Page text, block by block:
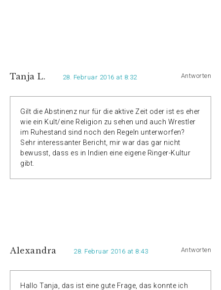
Tanja L. 28. Februar 2016 at 8:32 Antworten
Gilt die Abstinenz nur für die aktive Zeit oder ist es eher
wie ein Kult/eine Religion zu sehen und auch Wrestler
im Ruhestand sind noch den Regeln unterworfen?
Sehr interessanter Bericht, mir war das gar nicht
bewusst, dass es in Indien eine eigene Ringer-Kultur
gibt.
Alexandra 28. Februar 2016 at 8:43 Antworten
Hallo Tanja, das ist eine gute Frage, das konnte ich